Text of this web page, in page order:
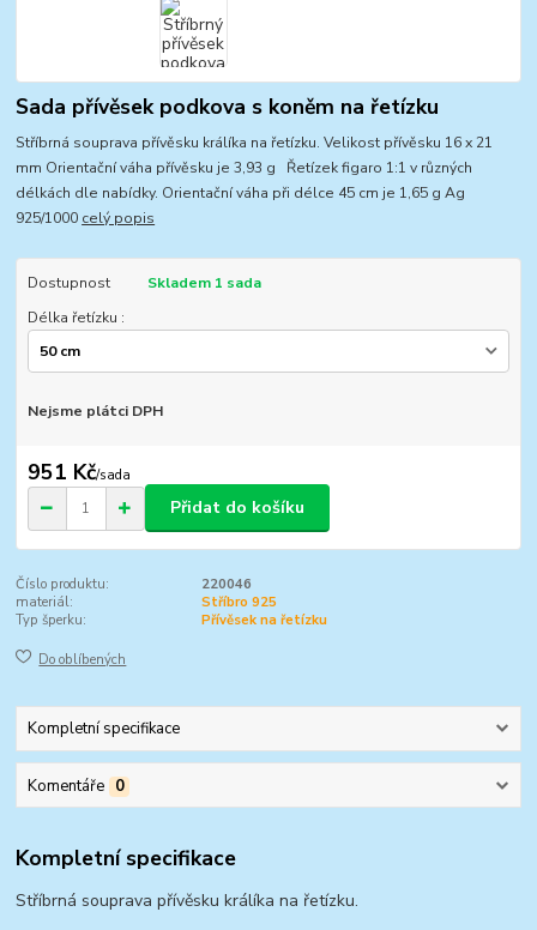
Sada přívěsek podkova s koněm na řetízku
Stříbrná souprava přívěsku králíka na řetízku. Velikost přívěsku 16 x 21
mm Orientační váha přívěsku je 3,93 g Řetízek figaro 1:1 v různých
délkách dle nabídky. Orientační váha při délce 45 cm je 1,65 g Ag
925/1000 celý popis
Dostupnost
Skladem 1 sada
Délka řetízku :
Nejsme plátci DPH
951 Kč/sada
Přidat do košíku
Číslo produktu:
220046
materiál:
Stříbro 925
Typ šperku:
Přívěsek na řetízku
Do oblíbených
Kompletní specifikace
Komentáře 0
Kompletní specifikace
Stříbrná souprava přívěsku králíka na řetízku.